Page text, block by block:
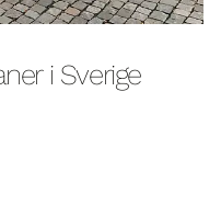
i Sverige